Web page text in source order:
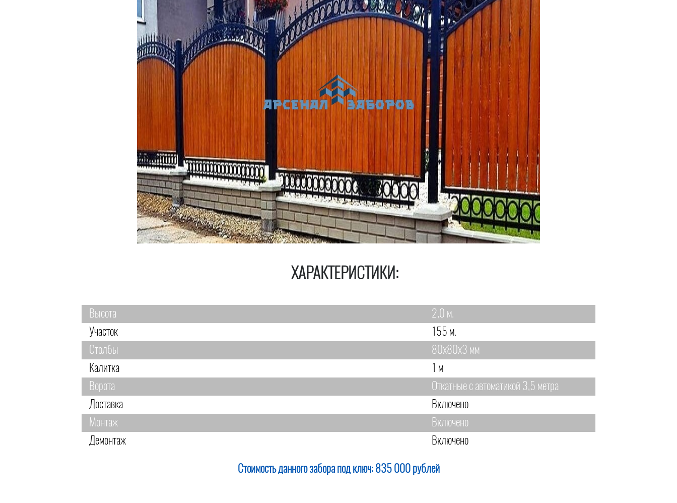
ХАРАКТЕРИСТИКИ:
Высота
2,0 м.
Участок
155 м.
Столбы
80х80х3 мм
Калитка
1 м
Ворота
Откатные с автоматикой 3,5 метра
Доставка
Включено
Монтаж
Включено
Демонтаж
Включено
Стоимость данного забора под ключ: 835 000 рублей